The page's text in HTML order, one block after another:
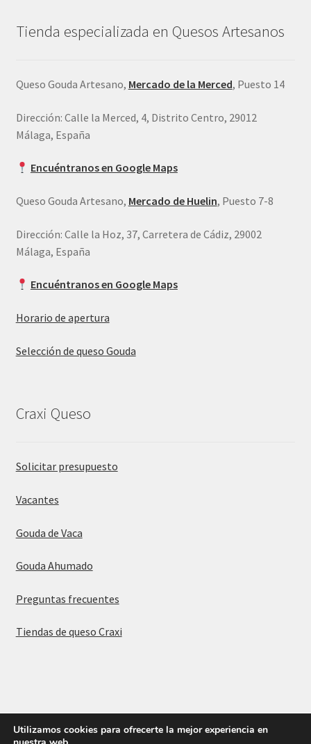
Tienda especializada en Quesos Artesanos
Queso Gouda Artesano, Mercado de la Merced, Puesto 14
Dirección: Calle la Merced, 4, Distrito Centro, 29012
Málaga, España
Encuéntranos en Google Maps
Queso Gouda Artesano, Mercado de Huelin, Puesto 7-8
Dirección: Calle la Hoz, 37, Carretera de Cádiz, 29002
Málaga, España
Encuéntranos en Google Maps
Horario de apertura
Selección de queso Gouda
Craxi Queso
Solicitar presupuesto
Vacantes
Gouda de Vaca
Gouda Ahumado
Preguntas frecuentes
Tiendas de queso Craxi
Política de privacidad
Construido con WooCommerce
Utilizamos cookies para ofrecerte la mejor experiencia en